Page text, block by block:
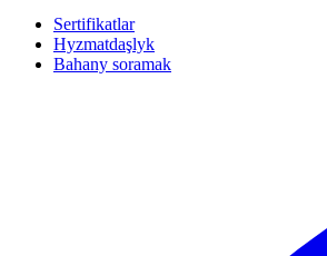
Sertifikatlar
Hyzmatdaşlyk
Bahany soramak